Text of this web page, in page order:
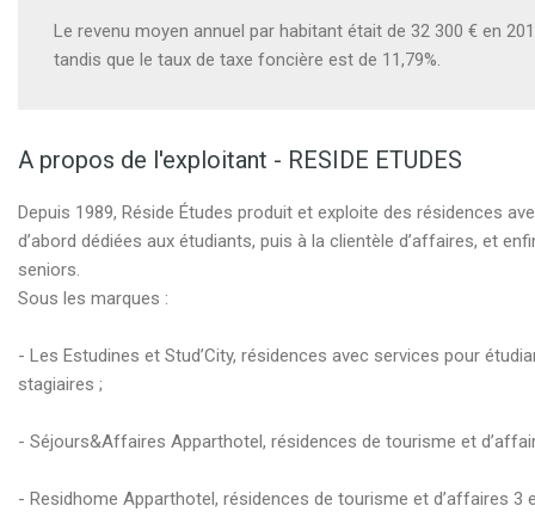
Le revenu moyen annuel par habitant était de 32 300 € en
tandis que le taux de taxe foncière est de 11,79%.
A propos de l'exploitant - RESIDE ETUDES
Depuis 1989, Réside Études produit et exploite des résidences
d’abord dédiées aux étudiants, puis à la clientèle d’affaires, et
seniors.
Sous les marques :
- Les Estudines et Stud’City, résidences avec services pour
stagiaires ;
- Séjours&Affaires Apparthotel, résidences de tourisme et
- Residhome Apparthotel, résidences de tourisme et d’affaires 3